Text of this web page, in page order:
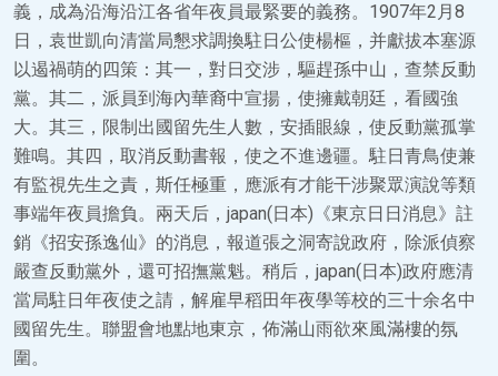
義，成為沿海沿江各省年夜員最緊要的義務。1907年2月8
日，袁世凱向清當局懇求調換駐日公使楊樞，并獻拔本塞源
以遏禍萌的四策：其一，對日交涉，驅趕孫中山，查禁反動
黨。其二，派員到海內華裔中宣揚，使擁戴朝廷，看國強
大。其三，限制出國留先生人數，安插眼線，使反動黨孤掌
難鳴。其四，取消反動書報，使之不進邊疆。駐日青鳥使兼
有監視先生之責，斯任極重，應派有才能干涉聚眾演說等類
事端年夜員擔負。兩天后，japan(日本)《東京日日消息》註
銷《招安孫逸仙》的消息，報道張之洞寄說政府，除派偵察
嚴查反動黨外，還可招撫黨魁。稍后，japan(日本)政府應清
當局駐日年夜使之請，解雇早稻田年夜學等校的三十余名中
國留先生。聯盟會地點地東京，佈滿山雨欲來風滿樓的氛
圍。